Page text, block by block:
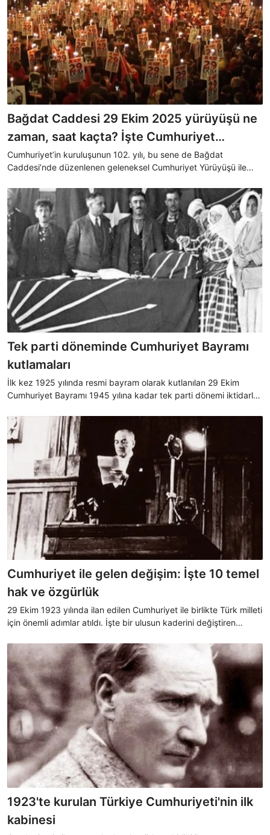
Bağdat Caddesi 29 Ekim 2025 yürüyüşü ne
zaman, saat kaçta? İşte Cumhuriyet
programı...
Cumhuriyet’in kuruluşunun 102. yılı, bu sene de Bağdat
Caddesi’nde düzenlenen geleneksel Cumhuriyet Yürüyüşü ile
Caddesi yürüyüşü ne zaman, saat kaçta" sorusuna yanıt
arayacak. İşte, bugünkü Cumhuriyet programı...
Tek parti döneminde Cumhuriyet Bayramı
kutlamaları
İlk kez 1925 yılında resmi bayram olarak kutlanılan 29 Ekim
Cumhuriyet Bayramı 1945 yılına kadar tek parti dönemi iktidarları
programlarda valilikler ve belediyeler raporlarını CHP Genel
Merkezi'ne sunuyordu.
Cumhuriyet ile gelen değişim: İşte 10 temel
hak ve özgürlük
29 Ekim 1923 yılında ilan edilen Cumhuriyet ile birlikte Türk milleti
için önemli adımlar atıldı. İşte bir ulusun kaderini değiştiren
1923'te kurulan Türkiye Cumhuriyeti'nin ilk
kabinesi